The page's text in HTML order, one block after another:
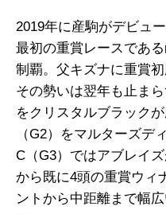
2019年に産駒がデビュ
最初の重賞レースであ
制覇。父キズナに重賞
その勢いは翌年も止ま
をクリスタルブラック
（G2）をマルターズデ
C（G3）ではアブレイ
から既に4頭の重賞ウィ
ントから中距離まで幅